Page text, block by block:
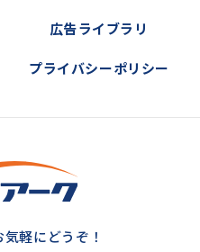
広告ライブラリ
プライバシーポリシー
軽にどうぞ！